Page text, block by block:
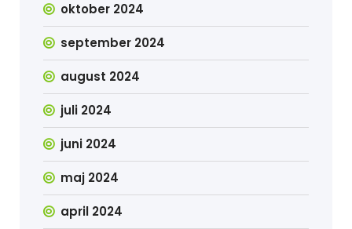
oktober 2024
september 2024
august 2024
juli 2024
juni 2024
maj 2024
april 2024